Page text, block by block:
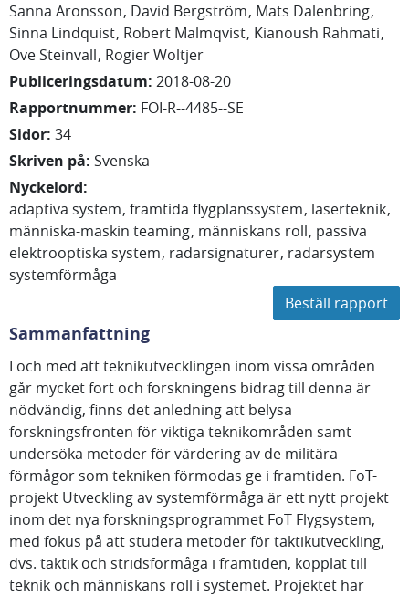
Sanna Aronsson David Bergström Mats Dalenbring
Sinna Lindquist Robert Malmqvist Kianoush Rahmati
OveSteinvall RogierWoltjer
Publiceringsdatum: 2018-08-20
Rapportnummer: FOI-R--4485--SE
Sidor: 34
Skriven på: Svenska
Nyckelord:
adaptiva system framtida flygplanssystem laserteknik
människa-maskin teaming människans roll passiva
elektrooptiska system radarsignaturer radarsystem
systemförmåga
Beställ rapport
Sammanfattning
I och med att teknikutvecklingen inom vissa områden
går mycket fort och forskningens bidrag till denna är
nödvändig, finns det anledning att belysa
forskningsfronten för viktiga teknikområden samt
undersöka metoder för värdering av de militära
förmågor som tekniken förmodas ge i framtiden. FoT-
projekt Utveckling av systemförmåga är ett nytt projekt
inom det nya forskningsprogrammet FoT Flygsystem,
med fokus på att studera metoder för taktikutveckling,
dvs. taktik och stridsförmåga i framtiden, kopplat till
teknik och människans roll i systemet. Projektet har